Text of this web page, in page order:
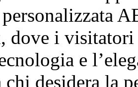
dove i visitatori
e
chi desidera la